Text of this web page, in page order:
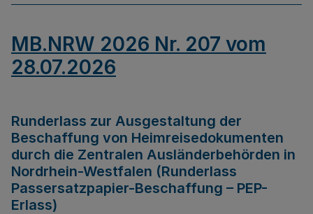
MB.NRW 2026 Nr. 207 vom
28.07.2026
Runderlass zur Ausgestaltung der
Beschaffung von Heimreisedokumenten
durch die Zentralen Ausländerbehörden in
Nordrhein-Westfalen (Runderlass
Passersatzpapier-Beschaffung – PEP-
Erlass)